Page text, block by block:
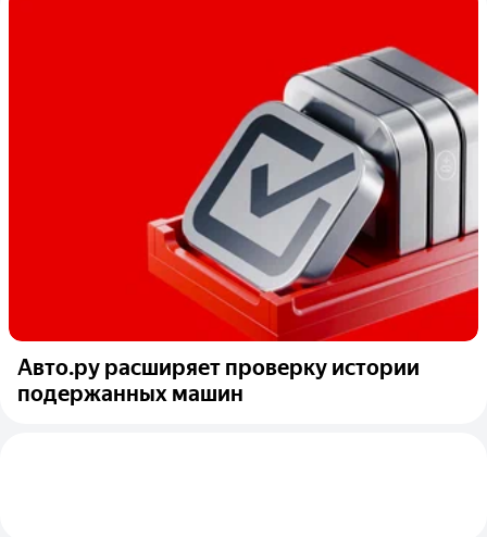
Авто.ру расширяет проверку истории
подержанных машин